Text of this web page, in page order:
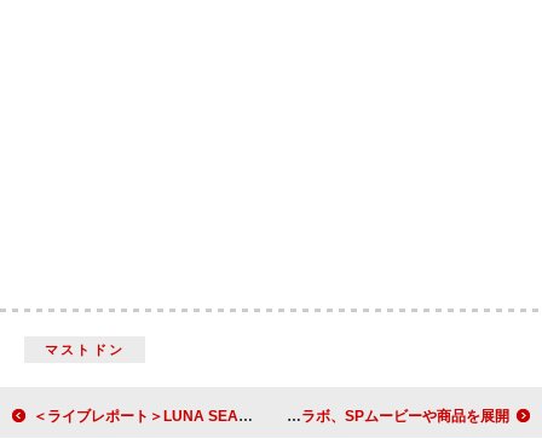
マストドン
＜ライブレポート＞LUNA SEA、35周年ツアー第2弾で『IMAGE』と『EDEN』を再演 BUMP OF CHICKEN×『トランスフォーマー』コラボ、SPムービーや商品を展開